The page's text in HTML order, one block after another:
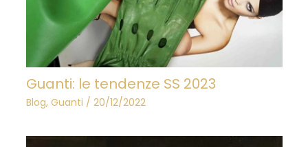
Guanti: le tendenze SS 2023
Blog, Guanti / 20/12/2022